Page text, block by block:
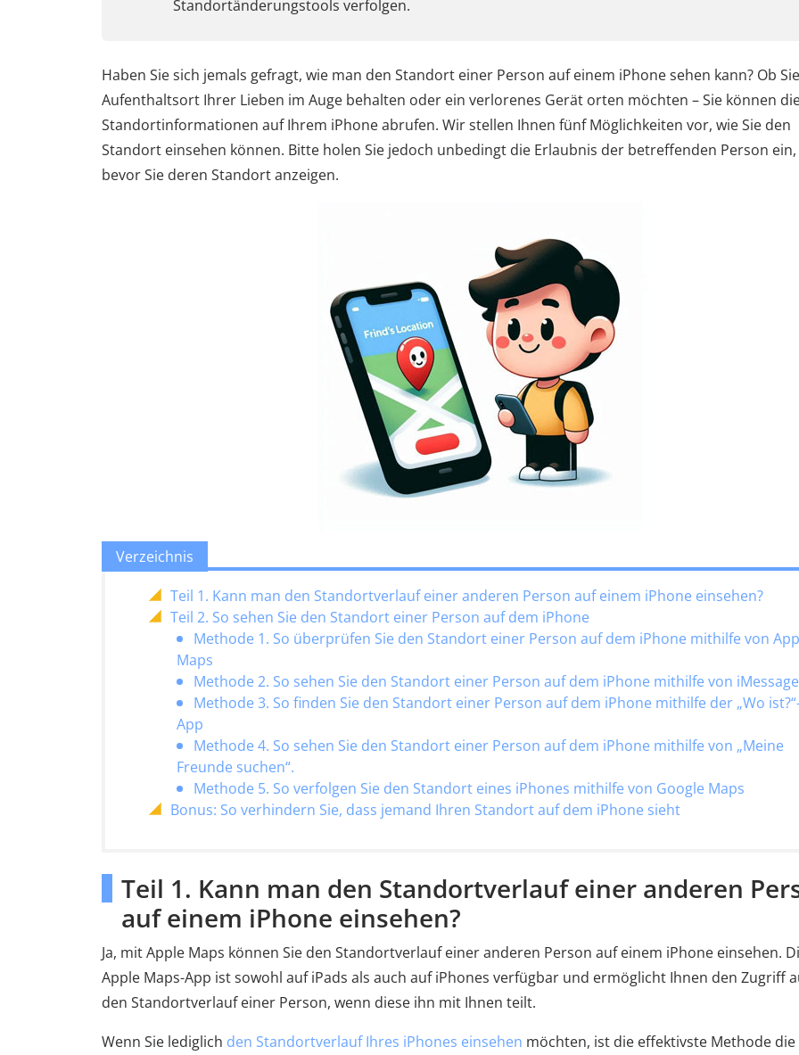
Standortänderungstools verfolgen.
Haben Sie sich jemals gefragt, wie man den Standort einer Person auf einem iPhone sehen kann? Ob
Aufenthaltsort Ihrer Lieben im Auge behalten oder ein verlorenes Gerät orten möchten – Sie können
Standortinformationen auf Ihrem iPhone abrufen. Wir stellen Ihnen fünf Möglichkeiten vor, wie Sie den
Standort einsehen können. Bitte holen Sie jedoch unbedingt die Erlaubnis der betreffenden Person ein,
bevor Sie deren Standort anzeigen.
Verzeichnis
Teil 1. Kann man den Standortverlauf einer anderen Person auf einem iPhone einsehen?
Teil 2. So sehen Sie den Standort einer Person auf dem iPhone
Methode 1. So überprüfen Sie den Standort einer Person auf dem iPhone mithilfe von
Maps
Methode 2. So sehen Sie den Standort einer Person auf dem iPhone mithilfe von iMessage
Methode 3. So finden Sie den Standort einer Person auf dem iPhone mithilfe der „Wo
App
Methode 4. So sehen Sie den Standort einer Person auf dem iPhone mithilfe von „Meine
Freunde suchen“.
Methode 5. So verfolgen Sie den Standort eines iPhones mithilfe von Google Maps
Bonus: So verhindern Sie, dass jemand Ihren Standort auf dem iPhone sieht
Teil 1. Kann man den Standortverlauf einer anderen
auf einem iPhone einsehen?
Ja, mit Apple Maps können Sie den Standortverlauf einer anderen Person auf einem iPhone einsehen.
Apple Maps-App ist sowohl auf iPads als auch auf iPhones verfügbar und ermöglicht Ihnen den Zugriff
den Standortverlauf einer Person, wenn diese ihn mit Ihnen teilt.
Wenn Sie lediglich den Standortverlauf Ihres iPhones einsehen möchten, ist die effektivste Methode die